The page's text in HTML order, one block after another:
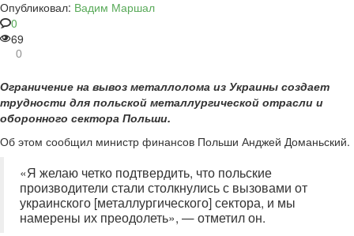
Опубликовал: Вадим Маршал
0
69
0
Ограничение на вывоз металлолома из Украины создает
трудности для польской металлургической отрасли и
оборонного сектора Польши.
Об этом сообщил министр финансов Польши Анджей Доманьский.
«Я желаю четко подтвердить, что польские
производители стали столкнулись с вызовами от
украинского [металлургического] сектора, и мы
намерены их преодолеть», — отметил он.